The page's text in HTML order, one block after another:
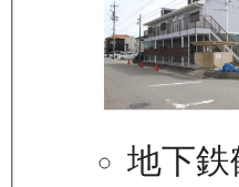
地下鉄